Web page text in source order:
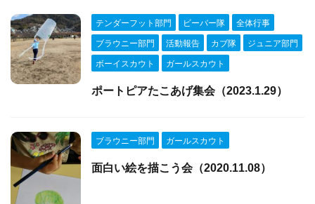
テンダーフット部門 ビーバー隊
全体行事
ブラウニー部門
活動報告 カブ隊
ジュニア部門
ボーイスカウト
ガールスカウト
ポートピアたこあげ集会（2023.1.29）
ブラウニー部門 ガールスカウト
面白い絵を描こう会（2020.11.08）